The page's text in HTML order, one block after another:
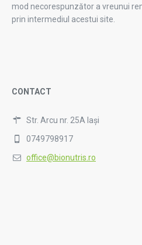
mod necorespunzător a vreunui
prin intermediul acestui site.
CONTACT
Str. Arcu nr. 25A Iași
0749798917
office@bionutris.ro